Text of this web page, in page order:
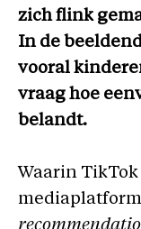
zich flink
In de
vooral
vraag hoe
belandt.
Waarin